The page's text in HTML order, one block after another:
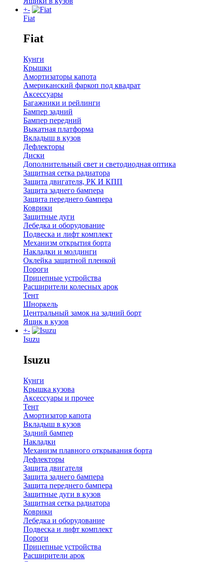
+-
Fiat
Fiat
Кунги
Крышки
Амортизаторы капота
Американский фаркоп под квадрат
Аксессуары
Багажники и рейлинги
Бампер задний
Бампер передний
Выкатная платформа
Вкладыш в кузов
Дефлекторы
Диски
Дополнительный свет и светодиодная оптика
Защитная сетка радиатора
Защита двигателя, РК И КПП
Защита заднего бампера
Защита переднего бампера
Коврики
Защитные дуги
Лебедка и оборудование
Подвеска и лифт комплект
Механизм открытия борта
Накладки и молдинги
Оклейка защитной пленкой
Пороги
Прицепные устройства
Расширители колесных арок
Тент
Шноркель
Центральный замок на задний борт
Ящик в кузов
+-
Isuzu
Isuzu
Кунги
Крышка кузова
Аксессуары и прочее
Тент
Амортизатор капота
Вкладыш в кузов
Задний бампер
Накладки
Механизм плавного открывания борта
Дефлекторы
Защита двигателя
Защита заднего бампера
Защита переднего бампера
Защитные дуги в кузов
Защитная сетка радиатора
Коврики
Лебедка и оборудование
Подвеска и лифт комплект
Пороги
Прицепные устройства
Расширители арок